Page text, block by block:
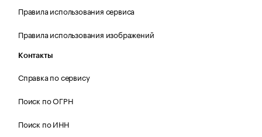
Правила использования сервиса
Правила использования изображений
Контакты
Справка по сервису
Поиск по ОГРН
Поиск по ИНН